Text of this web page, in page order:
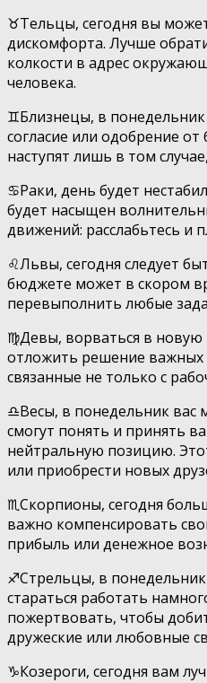
♉️Тельцы, сегодня вы
дискомфорта. Лучше
колкости в адрес
человека.
♊️Близнецы, в
согласие или одобрение
наступят лишь в том
♋️Раки, день будет
будет насыщен
движений: расслабьтесь и
♌️Львы, сегодня следует
бюджете может в скором
перевыполнить любые
♍️Девы, ворваться в
отложить решение важных
связанные не только с
♎️Весы, в понедельник вас
смогут понять и принять
нейтральную позицию.
или приобрести новых
♏️Скорпионы, сегодня
важно компенсировать
прибыль или денежное
♐️Стрельцы, в
стараться работать
пожертвовать, чтобы
дружеские или любовные
♑️Козероги, сегодня вам